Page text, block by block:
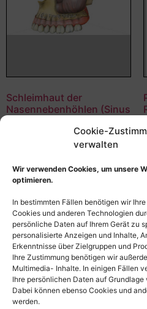
Cookie-
verwalten
Wir verwenden Cookies, um unsere
optimieren.
In bestimmten Fällen benötigen wir
Cookies und anderen Technologien
persönliche Daten auf Ihrem Gerät zu
personalisierte Anzeigen und Inhalte,
Erkenntnisse über Zielgruppen und
Ihre Zustimmung benötigen wir
Multimedia- Inhalte. In einigen Fällen
Ihre persönlichen Daten auf
Dabei können ebenso Cookies und
werden.
Schleimhaut der
Nasennebenhöhlen (Sinus
135,00€
Ausführung wählen